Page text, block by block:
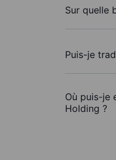
Sur quelle
Puis-je
Où puis-je
Holding ?